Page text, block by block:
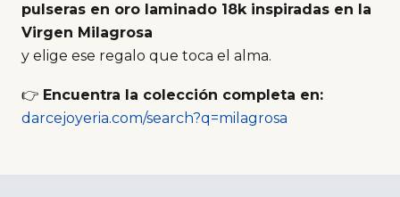
pulseras en oro laminado 18k inspiradas en la
Virgen Milagrosa
y elige ese regalo que toca el alma.
👉 Encuentra la colección completa en:
darcejoyeria.com/search?q=milagrosa